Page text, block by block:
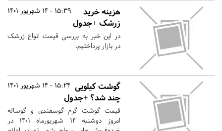
15:39 - 14 شهریور 1401
هزینه خرید
زرشک +جدول
در این خبر به بررسی قیمت انواع زرشک
در بازار پرداختیم.
15:24 - 14 شهریور 1401 گوشت کیلویی
چند شد؟ +جدول
قیمت گوشت گرم گوسفندی و گوساله
امروز دوشنبه ۱۴ شهریورماه ۱۴۰۱ در